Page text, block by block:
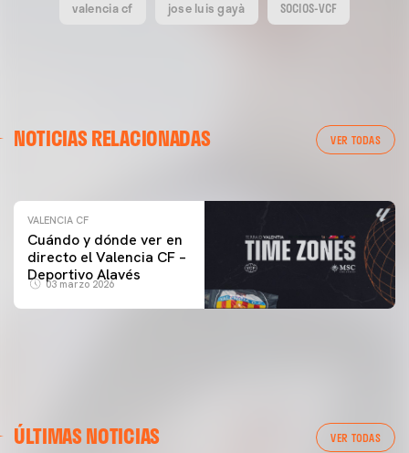
valencia cf jose luis gayà SOCIOS-VCF
NOTICIAS RELACIONADAS VER TODAS
ENTRENAMIENTO DEL VALENCIA CF 04/03/26
VALENCIA CF
Cuándo y dónde ver en
directo el Valencia CF –
Deportivo Alavés
03 marzo 2026
ÚLTIMAS NOTICIAS VER TODAS